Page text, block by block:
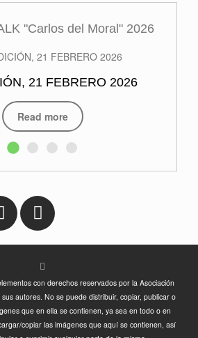
"Carlos del Moral" 2026
21 FEBRERO 2026
Read more
con derechos reservados por la Asociación
autores. No se puede distribuir, copiar, publicar o
que en ella se contienen, ya sea en todo o en
copiar las imágenes que aquí se contienen, así